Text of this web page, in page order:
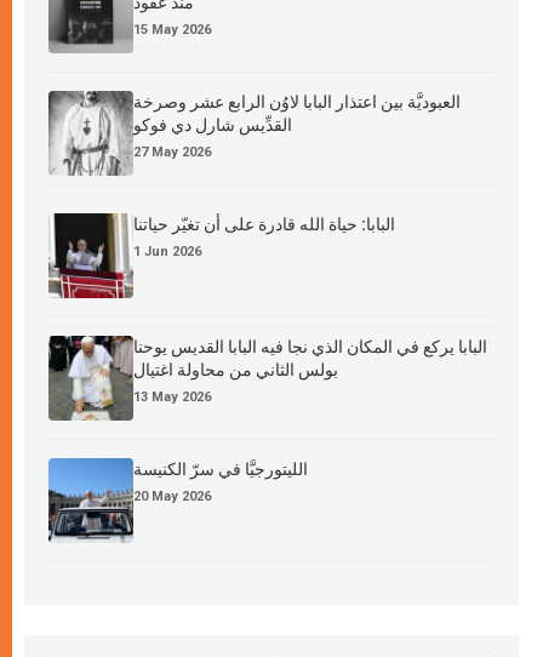
15 May 2026
العبوديَّة بين اعتذار البابا لاوُن الرابع عشر وصرخة
القدِّيس شارل دي فوكو
27 May 2026
البابا: حياة الله قادرة على أن تغيّر حياتنا
1 Jun 2026
البابا يركع في المكان الذي نجا فيه البابا القديس يوحنا
بولس الثاني من محاولة اغتيال
13 May 2026
الليتورجيَّا في سرّ الكنيسة
20 May 2026